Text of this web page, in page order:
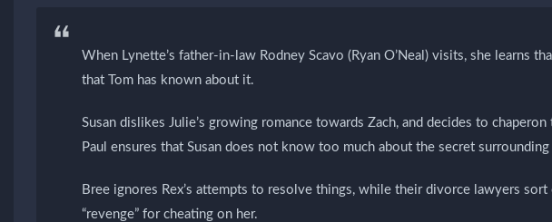
When Lynette’s father-in-law Rodney Scavo (Ryan O’Neal) visits, she learns
that Tom has known about it.
Susan dislikes Julie’s growing romance towards Zach, and decides to
Paul ensures that Susan does not know too much about the secret surrounding
Bree ignores Rex’s attempts to resolve things, while their divorce lawyers
“revenge” for cheating on her.